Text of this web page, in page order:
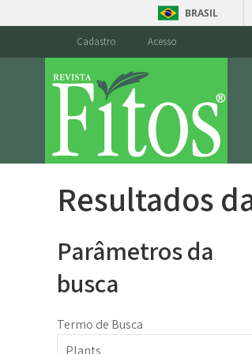
BRASIL
Cadastro Acesso
Resultados
Parâmetros da
busca
Termo de Busca